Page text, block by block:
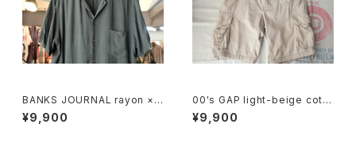
BANKS JOURNAL rayon ×li
nen open-collar Shirt
¥9,900
00's GAP light-beige cotto
n-twill cargo Shorts
¥9,900